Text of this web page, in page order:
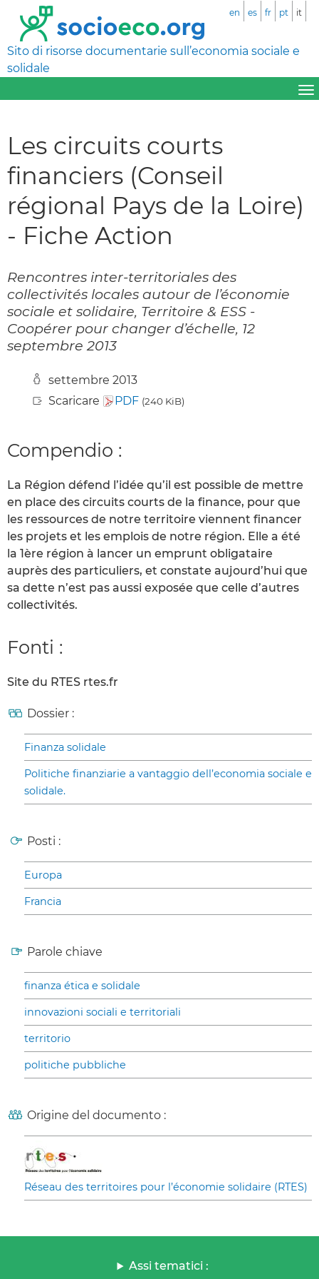
Sito di risorse documentarie sull’economia sociale e
solidale
en es fr pt it
Les circuits courts
financiers (Conseil
régional Pays de la Loire)
- Fiche Action
Rencontres inter-territoriales des
collectivités locales autour de l’économie
sociale et solidaire, Territoire & ESS -
Coopérer pour changer d’échelle, 12
septembre 2013
settembre 2013
Scaricare
PDF (240 KiB)
Compendio :
La Région défend l’idée qu’il est possible de mettre
en place des circuits courts de la finance, pour que
les ressources de notre territoire viennent financer
les projets et les emplois de notre région. Elle a été
la 1ère région à lancer un emprunt obligataire
auprès des particuliers, et constate aujourd’hui que
sa dette n’est pas aussi exposée que celle d’autres
collectivités.
Fonti :
Site du RTES rtes.fr
Dossier :
Finanza solidale
Politiche finanziarie a vantaggio dell’economia sociale e
solidale.
Posti :
Europa
Francia
Parole chiave
finanza ética e solidale
innovazioni sociali e territoriali
territorio
politiche pubbliche
Origine del documento :
Réseau des territoires pour l’économie solidaire (RTES)
Assi tematici :